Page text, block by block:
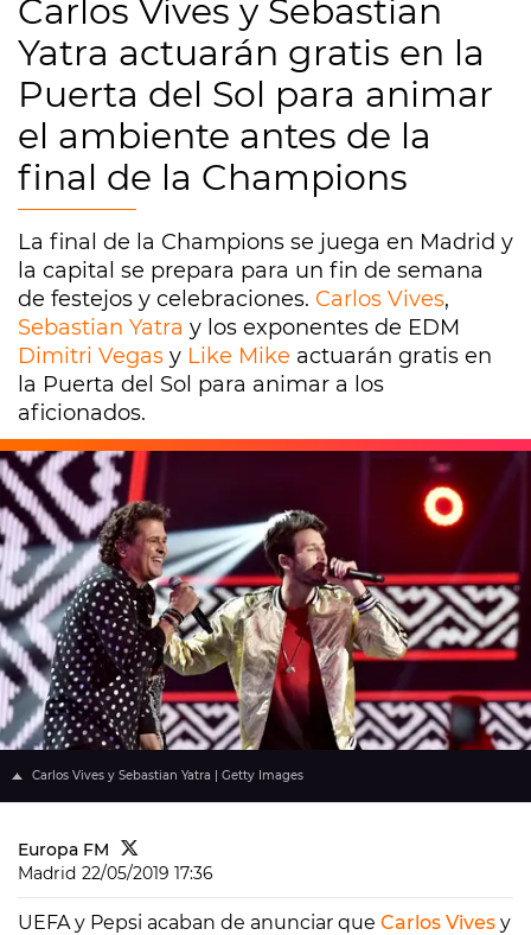
Carlos Vives y Sebastian
Yatra actuarán gratis en la
Puerta del Sol para animar
el ambiente antes de la
final de la Champions
La final de la Champions se juega en Madrid y
la capital se prepara para un fin de semana
de festejos y celebraciones. Carlos Vives,
Sebastian Yatra y los exponentes de EDM
Dimitri Vegas y Like Mike actuarán gratis en
la Puerta del Sol para animar a los
aficionados.
Carlos Vives y Sebastian Yatra | Getty Images
Europa FM
Madrid 22/05/2019 17:36
UEFA y Pepsi acaban de anunciar que Carlos Vives y